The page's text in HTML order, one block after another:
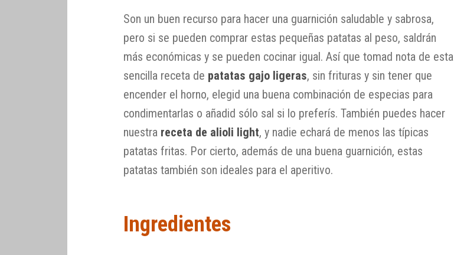
Son un buen recurso para hacer una guarnición saludable y sabrosa,
pero si se pueden comprar estas pequeñas patatas al peso, saldrán
más económicas y se pueden cocinar igual. Así que tomad nota de esta
sencilla receta de patatas gajo ligeras, sin frituras y sin tener que
encender el horno, elegid una buena combinación de especias para
condimentarlas o añadid sólo sal si lo preferís. También puedes hacer
nuestra receta de alioli light, y nadie echará de menos las típicas
patatas fritas. Por cierto, además de una buena guarnición, estas
patatas también son ideales para el aperitivo.
Ingredientes